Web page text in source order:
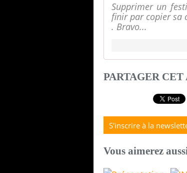
Supprimer un
finir par copier sa
. Bravo...
PARTAGER
S'inscrire à la
Vous aimerez